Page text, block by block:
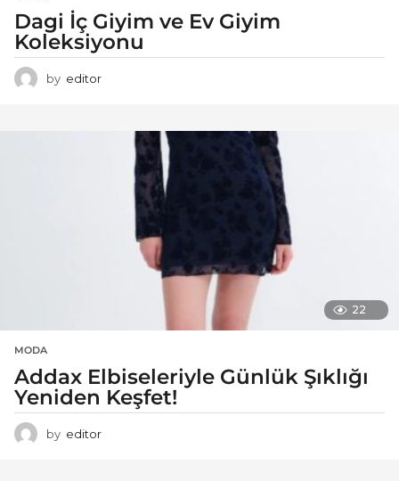
Dagi İç Giyim ve Ev Giyim
Koleksiyonu
by editor
22
MODA
Addax Elbiseleriyle Günlük Şıklığı
Yeniden Keşfet!
by editor